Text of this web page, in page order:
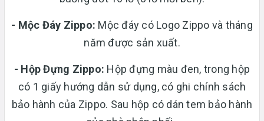
- Mộc Đáy Zippo: Mộc đáy có Logo Zippo và tháng
năm được sản xuất.
- Hộp Đựng Zippo: Hộp đựng màu đen, trong hộp
có 1 giấy hướng dẫn sử dụng, có ghi chính sách
bảo hành của Zippo. Sau hộp có dán tem bảo hành